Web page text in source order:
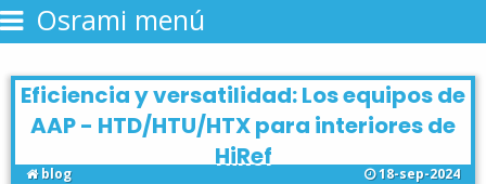
Osrami menú
Eficiencia y versatilidad: Los equipos de
AAP - HTD/HTU/HTX para interiores de
HiRef
blog 18-sep-2024